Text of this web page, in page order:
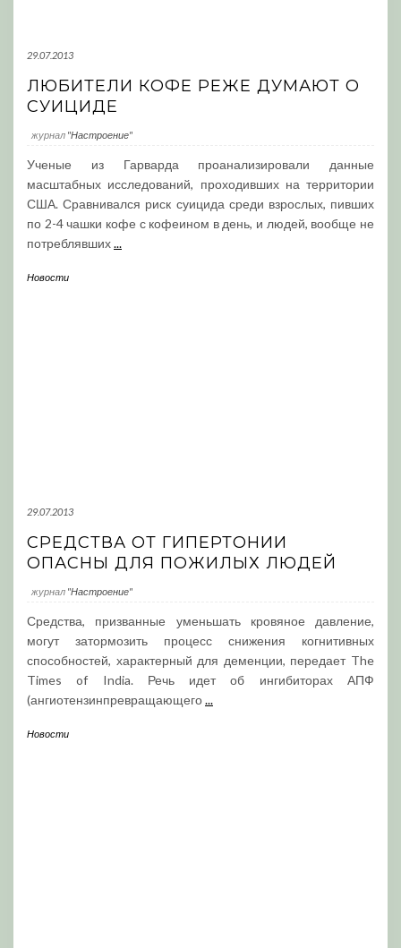
29.07.2013
ЛЮБИТЕЛИ КОФЕ РЕЖЕ ДУМАЮТ О
СУИЦИДЕ
журнал "Настроение"
Ученые из Гарварда проанализировали данные
масштабных исследований, проходивших на территории
США. Сравнивался риск суицида среди взрослых, пивших
по 2-4 чашки кофе с кофеином в день, и людей, вообще не
потреблявших...
Новости
29.07.2013
СРЕДСТВА ОТ ГИПЕРТОНИИ
ОПАСНЫ ДЛЯ ПОЖИЛЫХ ЛЮДЕЙ
журнал "Настроение"
Средства, призванные уменьшать кровяное давление,
могут затормозить процесс снижения когнитивных
способностей, характерный для деменции, передает The
Times of India. Речь идет об ингибиторах АПФ
(ангиотензинпревращающего...
Новости